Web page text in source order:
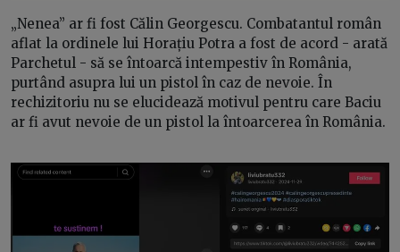
„Nenea” ar fi fost Călin Georgescu. Combatantul român
aflat la ordinele lui Horațiu Potra a fost de acord - arată
Parchetul - să se întoarcă intempestiv în România,
purtând asupra lui un pistol în caz de nevoie. În
rechizitoriu nu se elucidează motivul pentru care Baciu
ar fi avut nevoie de un pistol la întoarcerea în România.